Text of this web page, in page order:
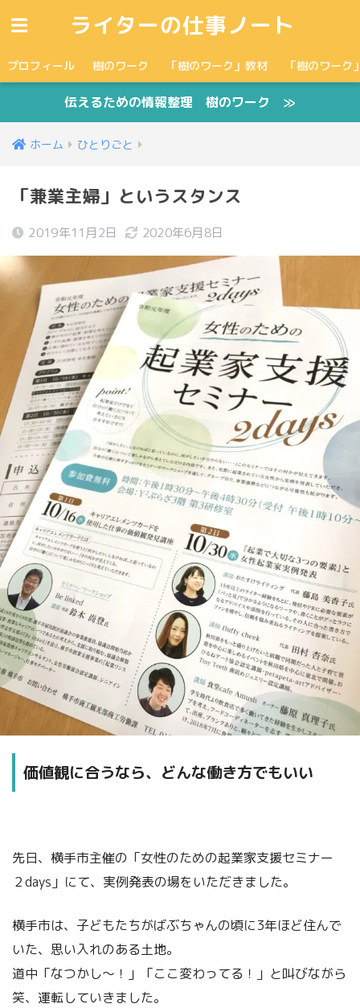
ライターの仕事ノート
プロフィール 樹のワーク 「樹のワーク」教材 「樹のワーク
伝えるための情報整理 樹のワーク ≫
ホーム ひとりごと
「兼業主婦」というスタンス
2019年11月2日 2020年6月8日
価値観に合うなら、どんな働き方でもいい
先日、横手市主催の「女性のための起業家支援セミナー
２days」にて、実例発表の場をいただきました。
横手市は、子どもたちがばぶちゃんの頃に3年ほど住んで
いた、思い入れのある土地。
道中「なつかし～！」「ここ変わってる！」と叫びながら
笑、運転していきました。